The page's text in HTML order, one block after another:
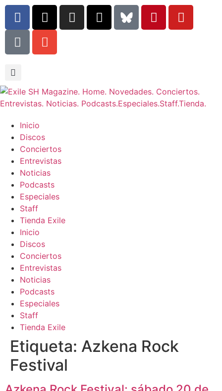
Inicio
Discos
Conciertos
Entrevistas
Noticias
Podcasts
Especiales
Staff
Tienda Exile
Inicio
Discos
Conciertos
Entrevistas
Noticias
Podcasts
Especiales
Staff
Tienda Exile
Etiqueta: Azkena Rock
Festival